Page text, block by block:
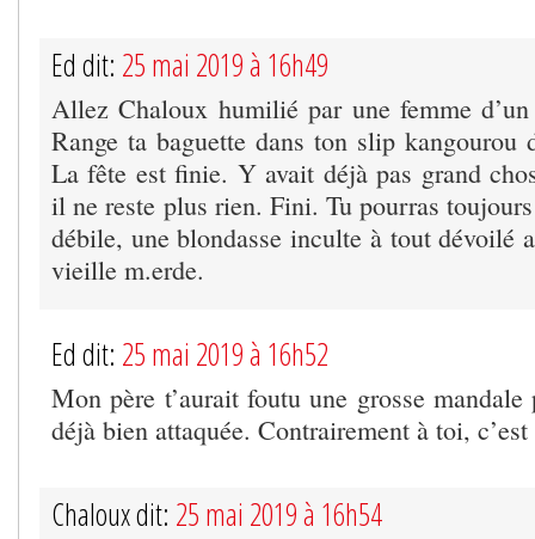
Ed dit: 25 mai 2019 à 16h49
Allez Chaloux humilié par une femme
Range ta baguette dans ton slip
La fête est finie. Y avait déjà pas grand
il ne reste plus rien. Fini. Tu pourras
débile, une blondasse inculte à tout dévoilé
vieille m.erde.
Ed dit: 25 mai 2019 à 16h52
Mon père t’aurait foutu une grosse
déjà bien attaquée. Contrairement à toi,
Chaloux dit: 25 mai 2019 à 16h54